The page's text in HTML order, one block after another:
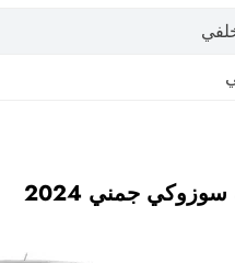
جمني 2024